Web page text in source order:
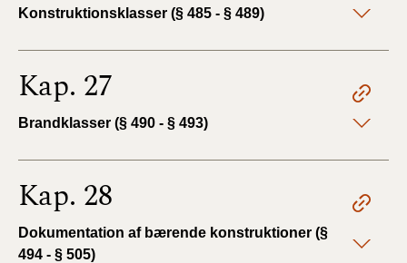
Konstruktionsklasser (§ 485 - § 489)
Kap. 27
Brandklasser (§ 490 - § 493)
Kap. 28
Dokumentation af bærende konstruktioner (§
494 - § 505)